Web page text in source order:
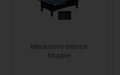
Mesa tenis interior
Mojave